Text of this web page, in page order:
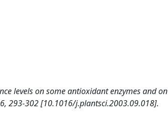
levels on some antioxidant enzymes and on
293-302 [10.1016/j.plantsci.2003.09.018].